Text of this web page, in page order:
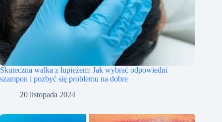
Skuteczna walka z łupieżem: Jak wybrać odpowiedni
szampon i pozbyć się problemu na dobre
20 listopada 2024